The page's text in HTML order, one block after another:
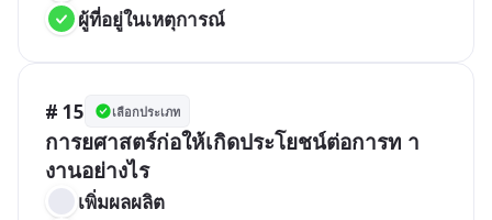
ผู้ที่อยู่ในเหตุการณ์
# 15 เลือกประเภท
การยศาสตร์ก่อให้เกิดประโยชน์ต่อการท า
งานอย่างไร
เพิ่มผลผลิต